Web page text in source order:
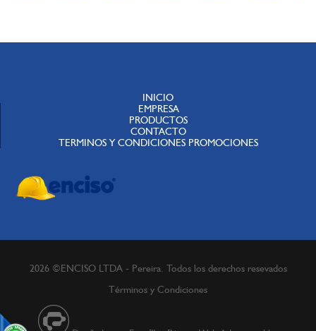
INICIO
EMPRESA
PRODUCTOS
CONTACTO
TERMINOS Y CONDICIONES PROMOCIONES
2026 ©ENCISO LTDA - Pereira. Todos los derechos resevados
Términos y Condiciones